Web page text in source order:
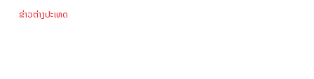
ຂ່າວຕ່າງປະເທດ